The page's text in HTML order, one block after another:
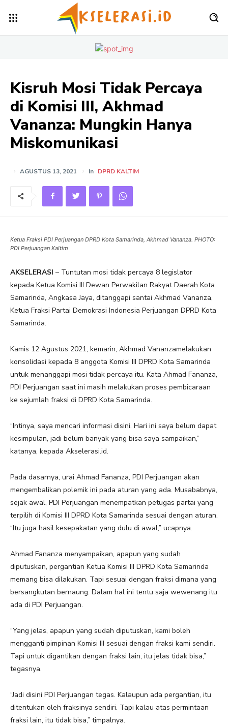
Kisruh Mosi Tidak Percaya
di Komisi III, Akhmad
Vananza: Mungkin Hanya
Miskomunikasi
AGUSTUS 13, 2021 In DPRD KALTIM
Ketua Fraksi PDI Perjuangan DPRD Kota Samarinda, Akhmad Vananza. PHOTO:
PDI Perjuangan Kaltim
AKSELERASI – Tuntutan mosi tidak percaya 8 legislator
kepada Ketua Komisi III Dewan Perwakilan Rakyat Daerah Kota
Samarinda, Angkasa Jaya, ditanggapi santai Akhmad Vananza,
Ketua Fraksi Partai Demokrasi Indonesia Perjuangan DPRD Kota
Samarinda.
Kamis 12 Agustus 2021, kemarin, Akhmad Vananzamelakukan
konsolidasi kepada 8 anggota Komisi III DPRD Kota Samarinda
untuk menanggapi mosi tidak percaya itu. Kata Ahmad Fananza,
PDI Perjuangan saat ini masih melakukan proses pembicaraan
ke sejumlah fraksi di DPRD Kota Samarinda.
“Intinya, saya mencari informasi disini. Hari ini saya belum dapat
kesimpulan, jadi belum banyak yang bisa saya sampaikan,”
katanya, kepada Akselerasi.id.
Pada dasarnya, urai Ahmad Fananza, PDI Perjuangan akan
mengembalikan polemik ini pada aturan yang ada. Musababnya,
sejak awal, PDI Perjuangan menempatkan petugas partai yang
terpilih di Komisi III DPRD Kota Samarinda sesuai dengan aturan.
“Itu juga hasil kesepakatan yang dulu di awal,” ucapnya.
Ahmad Fananza menyampaikan, apapun yang sudah
diputuskan, pergantian Ketua Komisi III DPRD Kota Samarinda
memang bisa dilakukan. Tapi sesuai dengan fraksi dimana yang
bersangkutan bernaung. Dalam hal ini tentu saja wewenang itu
ada di PDI Perjuangan.
“Yang jelas, apapun yang sudah diputuskan, kami boleh
mengganti pimpinan Komisi III sesuai dengan fraksi kami sendiri.
Tapi untuk digantikan dengan fraksi lain, itu jelas tidak bisa,”
tegasnya.
“Jadi disini PDI Perjuangan tegas. Kalaupun ada pergantian, itu
ditentukan oleh fraksinya sendiri. Tapi kalau atas permintaan
fraksi lain, itu tidak bisa,” timpalnya.